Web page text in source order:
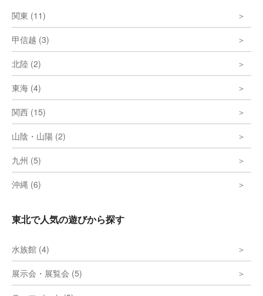
関東 (11)
甲信越 (3)
北陸 (2)
東海 (4)
関西 (15)
山陰・山陽 (2)
九州 (5)
沖縄 (6)
東北で人気の遊びから探す
水族館 (4)
展示会・展覧会 (5)